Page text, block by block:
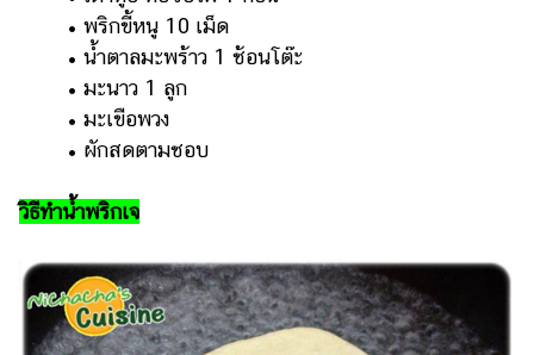
คอร์ส
ออนไลน์
เรียน
ติดต่อ
แจ้ง
ปัญหา
• พริกขี้หนู 10 เม็ด
• น้ำตาลมะพร้าว 1 ช้อนโต๊ะ
• มะนาว 1 ลูก
• มะเขือพวง
• ผักสดตามชอบ
วิธีทำน้ำพริกเจ